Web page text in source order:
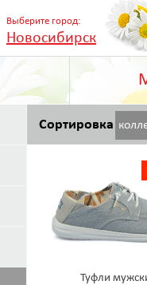
Выберите город:
Новосибирск
Сортировка
Туфли